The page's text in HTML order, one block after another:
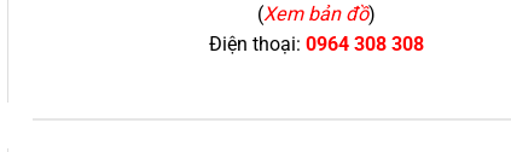
(Xem bản đồ)
Điện thoại: 0964 308 308